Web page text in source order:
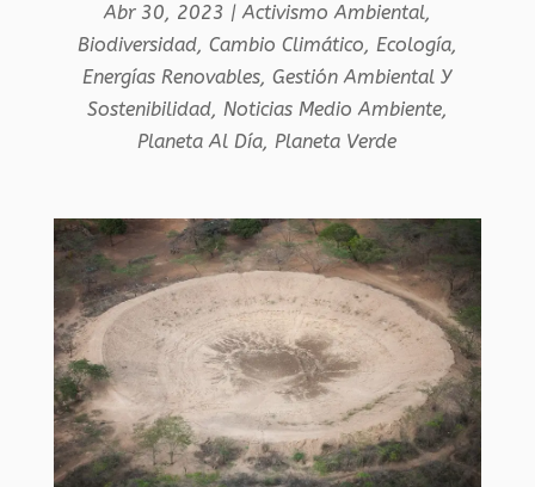
Abr 30, 2023 |Activismo Ambiental,
Biodiversidad, Cambio Climático, Ecología,
Energías Renovables,Gestión Ambiental Y
Sostenibilidad, Noticias Medio Ambiente,
Planeta Al Día,Planeta Verde